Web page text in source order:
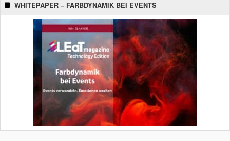
WHITEPAPER – FARBDYNAMIK BEI EVENTS